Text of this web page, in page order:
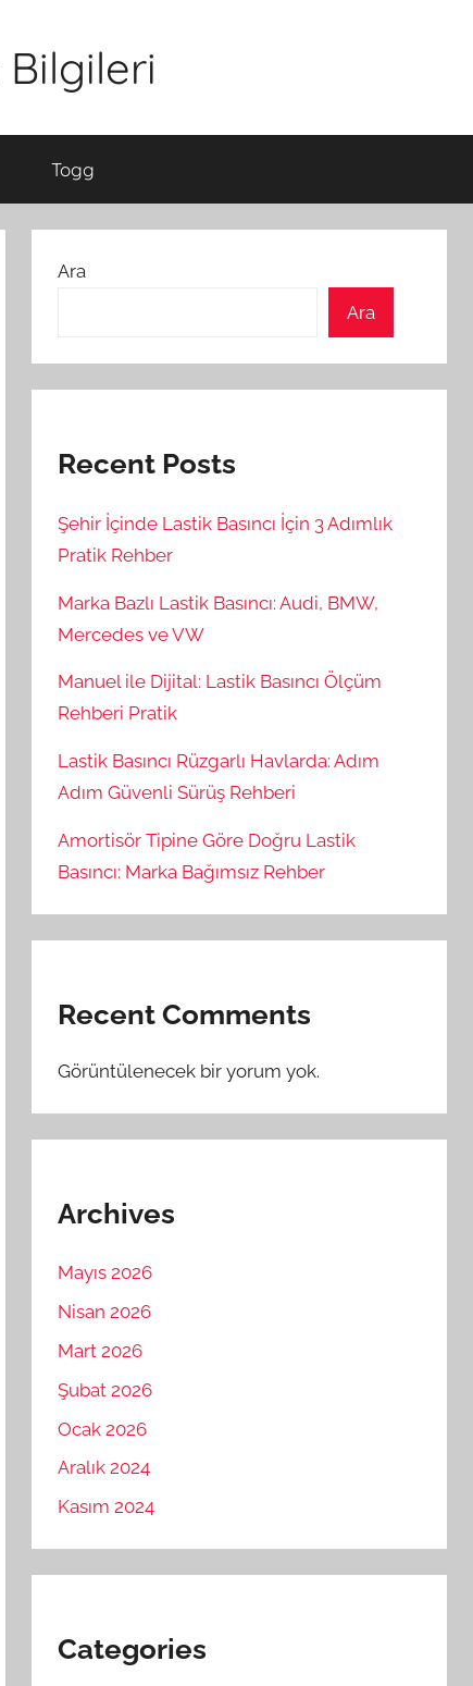
Bilgileri
Togg
Ara
Ara
Recent Posts
Şehir İçinde Lastik Basıncı İçin 3 Adımlık
Pratik Rehber
Marka Bazlı Lastik Basıncı: Audi, BMW,
Mercedes ve VW
Manuel ile Dijital: Lastik Basıncı Ölçüm
Rehberi Pratik
Lastik Basıncı Rüzgarlı Havlarda: Adım
Adım Güvenli Sürüş Rehberi
Amortisör Tipine Göre Doğru Lastik
Basıncı: Marka Bağımsız Rehber
Recent Comments
Görüntülenecek bir yorum yok.
Archives
Mayıs 2026
Nisan 2026
Mart 2026
Şubat 2026
Ocak 2026
Aralık 2024
Kasım 2024
Categories